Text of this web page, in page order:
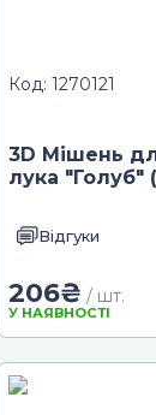
Код: 1270121
3D Мішень
лука "Голуб"
Відгуки
206₴ / шт.
У НАЯВНОСТІ